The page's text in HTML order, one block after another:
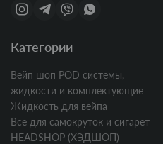
Категории
Вейп шоп POD системы,
жидкости и комплектующие
Жидкость для вейпа
Все для самокруток и сигарет
HEADSHOP (ХЭДШОП)